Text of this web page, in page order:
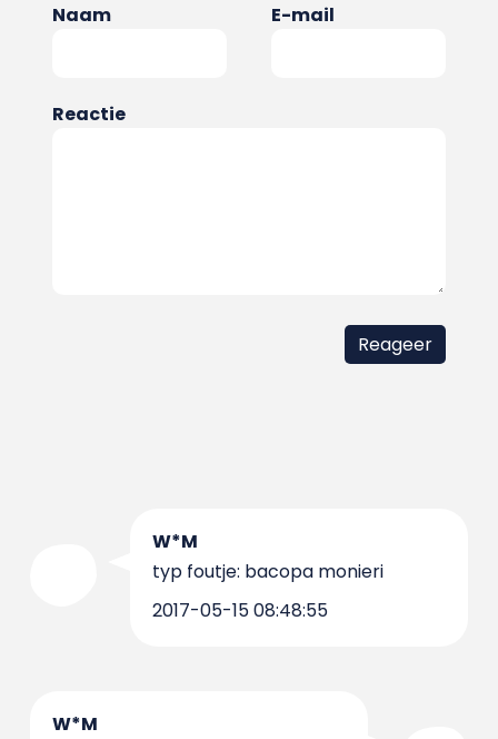
Naam E-mail
Reactie
W*M
typ foutje: bacopa monieri
2017-05-15 08:48:55
W*M